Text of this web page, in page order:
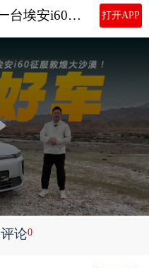
未历之境，如何用一台埃安i60征服敦煌大沙漠！ 打开APP
评论0